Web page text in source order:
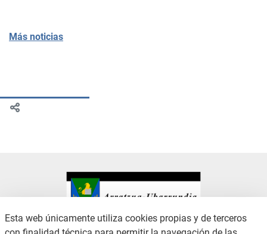
Más noticias
Esta web únicamente utiliza cookies propias y de terceros